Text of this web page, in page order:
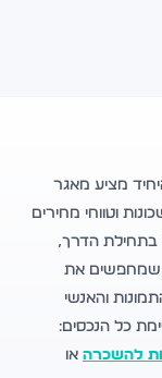
מציע מאגר
וטווחי מחירים
בתחילת הדרך,
שמחפשים את
והאנשי
כל הנכסים:
להשכרה או